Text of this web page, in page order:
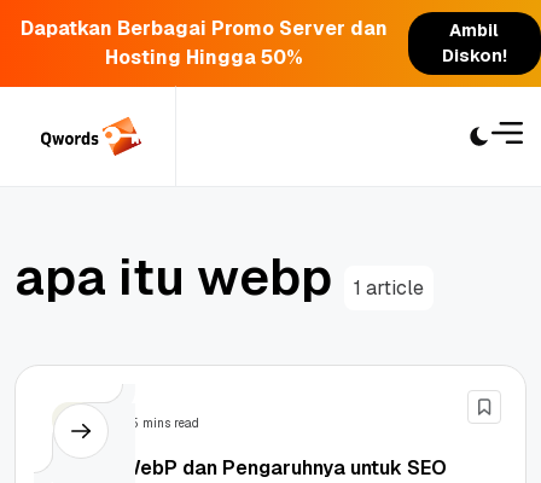
Dapatkan Berbagai Promo Server dan
Hosting Hingga 50%
Ambil
Diskon!
apa itu webp 1 article
5 mins read
Apa Itu WebP dan Pengaruhnya untuk SEO